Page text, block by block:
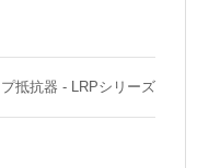
抵抗器 - LRPシリーズ